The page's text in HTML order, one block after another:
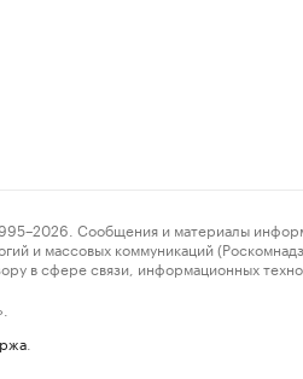
Сообщения и материалы
и массовых коммуникаций
в сфере связи, информационных